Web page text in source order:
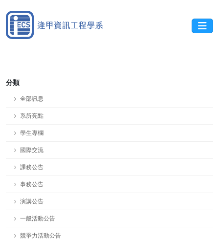
分類
全部訊息
系所亮點
學生專欄
國際交流
課務公告
事務公告
演講公告
一般活動公告
競爭力活動公告